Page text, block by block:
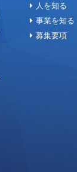
人を知る
事業を知る
募集要項